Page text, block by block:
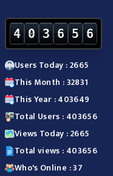
4 0 3 6 5 6
Users Today : 2665
This Month : 32831
This Year : 403649
Total Users : 403656
Views Today : 2665
Total views : 403656
Who's Online : 37